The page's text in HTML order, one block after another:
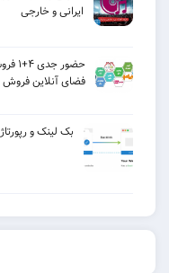
ایرانی و خارجی
حضور جدی ۴+۱
فضای آنلاین فروش
بک لینک و رپورتاژ چیست